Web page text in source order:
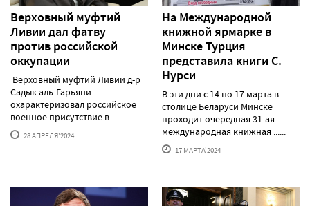
Верховный муфтий
Ливии дал фатву
против российской
оккупации
Верховный муфтий Ливии д-р
Садык аль-Гарьяни
охарактеризовал российское
военное присутствие в......
28 АПРЕЛЯ'2024
На Международной
книжной ярмарке в
Минске Турция
представила книги С.
Нурси
В эти дни с 14 по 17 марта в
столице Беларуси Минске
проходит очередная 31-ая
международная книжная ......
17 МАРТА'2024